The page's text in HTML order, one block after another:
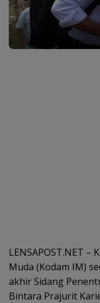
LENSAPOST.NET
Muda (Kodam IM)
akhir Sidang
Bintara Prajurit